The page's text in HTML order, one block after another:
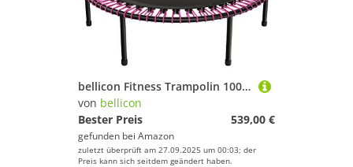
bellicon Fitness Trampolin 100cm (Pink) | Stabile Schraubbeine & Seilring-Federung bis zu 150 kg (Extra Stark) | 3-teiliger Rahmen | Made in Germany
von bellicon
Bester Preis
539,00 €
gefunden bei Amazon
zuletzt überprüft am 27.09.2025 um 00:03; der
Preis kann sich seitdem geändert haben.